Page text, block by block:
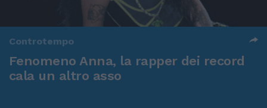
Controtempo
Fenomeno Anna, la rapper dei record
cala un altro asso